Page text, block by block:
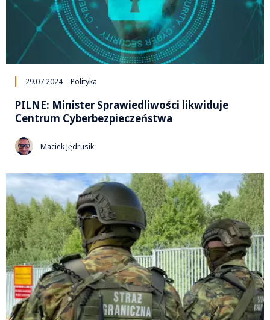
29.07.2024 Polityka
PILNE: Minister Sprawiedliwości likwiduje
Centrum Cyberbezpieczeństwa
Maciek Jędrusik